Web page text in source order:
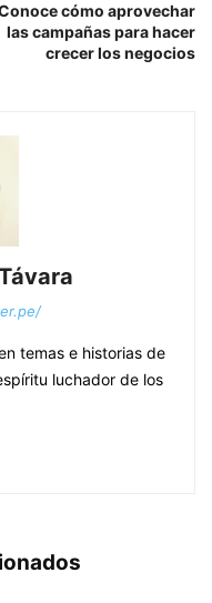
cómo aprovechar
las campañas para hacer
crecer los negocios
temas e historias de
luchador de los